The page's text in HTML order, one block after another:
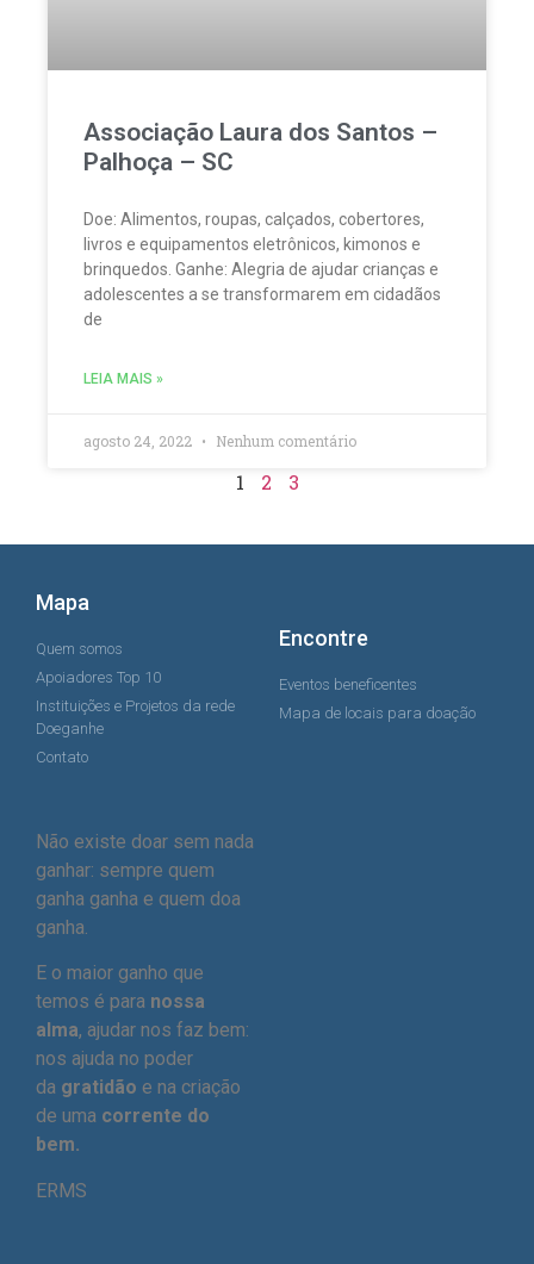
Associação Laura dos Santos –
Palhoça – SC
Doe: Alimentos, roupas, calçados, cobertores,
livros e equipamentos eletrônicos, kimonos e
brinquedos. Ganhe: Alegria de ajudar crianças e
adolescentes a se transformarem em cidadãos
de
LEIA MAIS »
agosto 24, 2022 Nenhum comentário
1 2 3
Mapa
Quem somos
Apoiadores Top 10
Instituições e Projetos da rede
Doeganhe
Contato
Encontre
Eventos beneficentes
Mapa de locais para doação
Não existe doar sem nada
ganhar: sempre quem
ganha ganha e quem doa
ganha.
E o maior ganho que
temos é para nossa
alma, ajudar nos faz bem:
nos ajuda no poder
da gratidão e na criação
de uma corrente do
bem.
ERMS